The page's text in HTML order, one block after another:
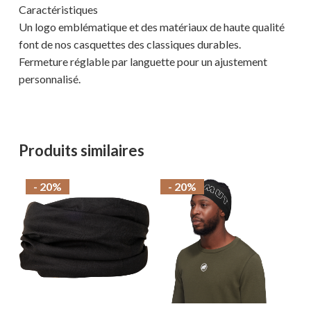
MAGASINER EN LIGNE
Caractéristiques
Un logo emblématique et des matériaux de haute qualité
font de nos casquettes des classiques durables.
Fermeture réglable par languette pour un ajustement
personnalisé.
Produits similaires
- 20% - 20%